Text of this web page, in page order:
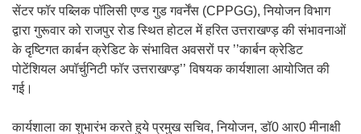
सेंटर फॉर पब्लिक पॉलिसी एण्ड गुड गवर्नेंस (CPPGG), नियोजन विभाग
द्वारा गुरूवार को राजपुर रोड स्थित होटल में हरित उत्तराखण्ड़ की संभावनाओं
के दृष्टिगत कार्बन क्रेडिट के संभावित अवसरों पर ’’कार्बन क्रेडिट
पोटेंशियल अपॉर्चुनिटी फॉर उत्तराखण्ड़’’ विषयक कार्यशाला आयोजित की
गई।
कार्यशाला का शुभारंभ करते हुये प्रमुख सचिव, नियोजन, डॉ0 आर0 मीनाक्षी